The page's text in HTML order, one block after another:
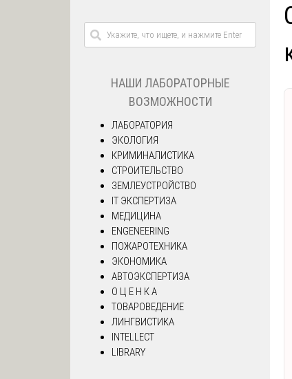
НАШИ ЛАБОРАТОРНЫЕ
ВОЗМОЖНОСТИ
ЛАБОРАТОРИЯ
ЭКОЛОГИЯ
КРИМИНАЛИСТИКА
СТРОИТЕЛЬСТВО
ЗЕМЛЕУСТРОЙСТВО
IT ЭКСПЕРТИЗА
МЕДИЦИНА
ENGENEERING
ПОЖАРОТЕХНИКА
ЭКОНОМИКА
АВТОЭКСПЕРТИЗА
О Ц Е Н К А
ТОВАРОВЕДЕНИЕ
ЛИНГВИСТИКА
INTELLECT
LIBRARY